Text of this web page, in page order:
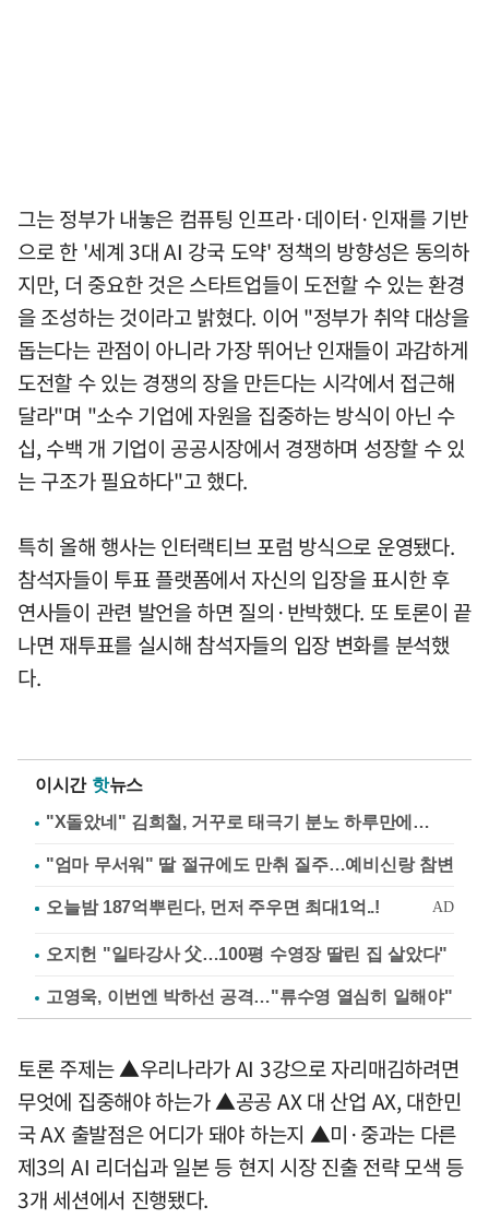
그는 정부가 내놓은 컴퓨팅 인프라·데이터·인재를 기반
으로 한 '세계 3대 AI 강국 도약' 정책의 방향성은 동의하
지만, 더 중요한 것은 스타트업들이 도전할 수 있는 환경
을 조성하는 것이라고 밝혔다. 이어 "정부가 취약 대상을
돕는다는 관점이 아니라 가장 뛰어난 인재들이 과감하게
도전할 수 있는 경쟁의 장을 만든다는 시각에서 접근해
달라"며 "소수 기업에 자원을 집중하는 방식이 아닌 수
십, 수백 개 기업이 공공시장에서 경쟁하며 성장할 수 있
는 구조가 필요하다"고 했다.
특히 올해 행사는 인터랙티브 포럼 방식으로 운영됐다.
참석자들이 투표 플랫폼에서 자신의 입장을 표시한 후
연사들이 관련 발언을 하면 질의·반박했다. 또 토론이 끝
나면 재투표를 실시해 참석자들의 입장 변화를 분석했
다.
이시간 핫뉴스
"X돌았네" 김희철, 거꾸로 태극기 분노 하루만에…
"엄마 무서워" 딸 절규에도 만취 질주…예비신랑 참변
오지헌 "일타강사 父…100평 수영장 딸린 집 살았다"
고영욱, 이번엔 박하선 공격…"류수영 열심히 일해야"
토론 주제는 ▲우리나라가 AI 3강으로 자리매김하려면
무엇에 집중해야 하는가 ▲공공 AX 대 산업 AX, 대한민
국 AX 출발점은 어디가 돼야 하는지 ▲미·중과는 다른
제3의 AI 리더십과 일본 등 현지 시장 진출 전략 모색 등
3개 세션에서 진행됐다.